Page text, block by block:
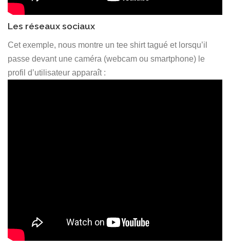
Les réseaux sociaux
Cet exemple, nous montre un tee shirt tagué et lorsqu’il
passe devant une caméra (webcam ou smartphone) le
profil d’utilisateur apparaît :